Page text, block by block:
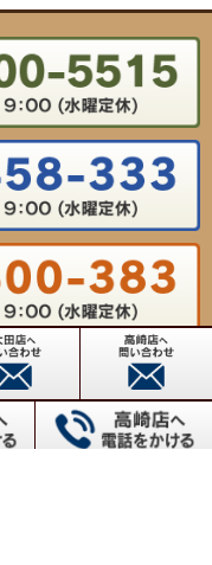
・館林市・渋川市・藤岡市・富岡
玉村町
連取本町158番地1
61-9155